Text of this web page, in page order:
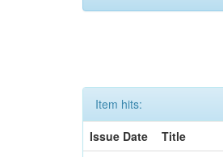
Item hits:
Issue Date
Title